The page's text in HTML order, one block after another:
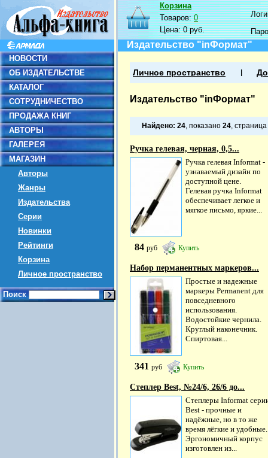
НОВОСТИ
ОБ ИЗДАТЕЛЬСТВЕ
КАТАЛОГ
СОТРУДНИЧЕСТВО
ПРОДАЖА КНИГ
АВТОРЫ
ГАЛЕРЕЯ
МАГАЗИН
Авторы
Жанры
Издательства
Серии
Новинки
Рейтинги
Корзина
Личное пространство
Поиск
Корзина
Товаров:0
Цена:0 руб.
Издательство "inФормат"
Личное пространство
Издательство "inФормат"
Найдено: 24, показано 24, страница
Ручка гелевая, черная, 0,5...
Ручка гелевая Informat -
узнаваемый дизайн по
доступной цене.
Гелевая ручка Informat
обеспечивает легкое и
мягкое письмо, яркие...
84 руб Купить
Набор перманентных маркеров...
Простые и надежные
маркеры Permanent для
повседневного
использования.
Водостойкие чернила.
Круглый наконечник.
Спиртовая...
341 руб Купить
Степлер Best, №24/6, 26/6 до...
Степлеры Informat
Best - прочные и
надёжные, но в то же
время лёгкие и удобные.
Эргономичный корпус
изготовлен из...